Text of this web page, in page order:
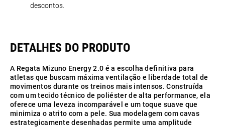
descontos.
A Regata Mizuno Energy 2.0 é a escolha definitiva para
atletas que buscam máxima ventilação e liberdade total de
movimentos durante os treinos mais intensos. Construída
com um tecido técnico de poliéster de alta performance, ela
oferece uma leveza incomparável e um toque suave que
minimiza o atrito com a pele. Sua modelagem com cavas
estrategicamente desenhadas permite uma amplitude